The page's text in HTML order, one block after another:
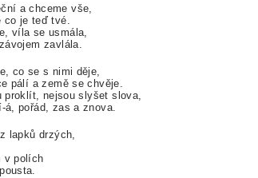
a chceme vše,
je teď tvé.
víla se usmála,
zavlála.
co se s nimi děje,
pálí a země se chvěje.
nejsou slyšet slova,
pořád, zas a znova.
lapků drzých,
v polích